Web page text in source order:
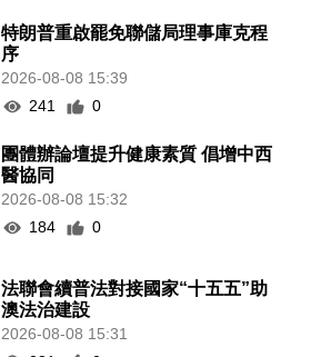
特朗普重啟罷免聯儲局理事庫克程
序
2026-08-08 15:39
241
0
團體辦論壇提升健康素質 倡增中西
醫協同
2026-08-08 15:32
184
0
法聯會續普法對接國家“十五五”助
澳法治建設
2026-08-08 15:31